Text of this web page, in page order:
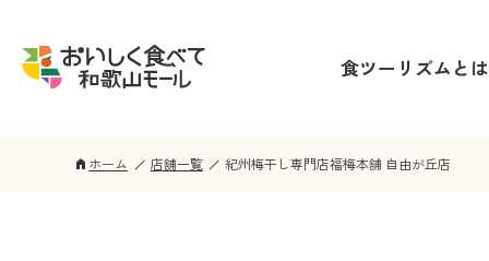
食ツーリズムとは
home ホーム 店舗一覧 紀州梅干し専門店福梅本舗 自由が丘店